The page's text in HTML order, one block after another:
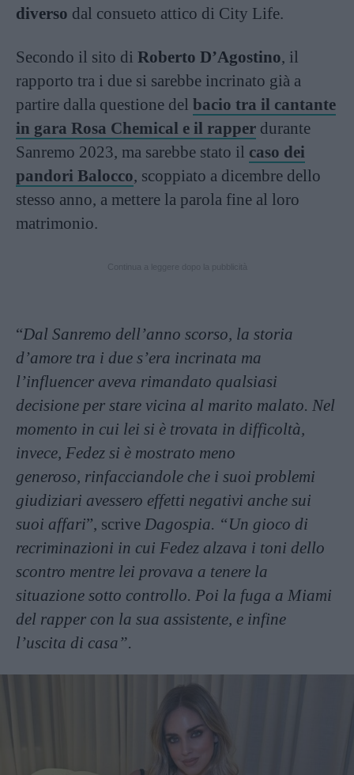
diverso dal consueto attico di City Life.
Secondo il sito di Roberto D’Agostino, il
rapporto tra i due si sarebbe incrinato già a
partire dalla questione del bacio tra il cantante
in gara Rosa Chemical e il rapper durante
Sanremo 2023, ma sarebbe stato il caso dei
pandori Balocco, scoppiato a dicembre dello
stesso anno, a mettere la parola fine al loro
matrimonio.
“Dal Sanremo dell’anno scorso, la storia
d’amore tra i due s’era incrinata ma
l’influencer aveva rimandato qualsiasi
decisione per stare vicina al marito malato. Nel
momento in cui lei si è trovata in difficoltà,
invece, Fedez si è mostrato meno
generoso, rinfacciandole che i suoi problemi
giudiziari avessero effetti negativi anche sui
suoi affari”, scrive Dagospia. “Un gioco di
recriminazioni in cui Fedez alzava i toni dello
scontro mentre lei provava a tenere la
situazione sotto controllo. Poi la fuga a Miami
del rapper con la sua assistente, e infine
l’uscita di casa”.